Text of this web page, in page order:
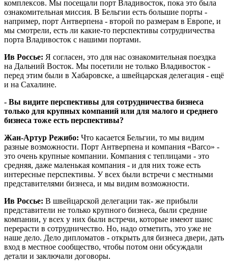
комплексов. Мы посещали порт Владивосток, пока это была
ознакомительная миссия. В Бельгии есть большие порты -
например, порт Антверпена - второй по размерам в Европе, и
мы смотрели, есть ли какие-то перспективы сотрудничества
порта Владивосток с нашими портами.
Ив Россье: Я согласен, это для нас ознакомительная поездка
на Дальний Восток. Мы посетили не только Владивосток -
перед этим были в Хабаровске, а швейцарская делегация - ещё
и на Сахалине.
- Вы видите перспективы для сотрудничества бизнеса
только для крупных компаний или для малого и среднего
бизнеса тоже есть перспективы?
Жан-Артур Режибо: Что касается Бельгии, то мы видим
разные возможности. Порт Антверпена и компания «Barco» -
это очень крупные компании. Компания с теплицами - это
средняя, даже маленькая компания - и для них тоже есть
интересные перспективы. У всех были встречи с местными
представителями бизнеса, и мы видим возможности.
Ив Россье: В швейцарской делегации так- же прибыли
представители не только крупного бизнеса, были средние
компании, у всех у них были встречи, которые имеют шанс
перерасти в сотрудничество. Но, надо отметить, это уже не
наше дело. Дело дипломатов - открыть для бизнеса двери, дать
вход в местное сообщество, чтобы потом они обсуждали
детали и заключали договоры.